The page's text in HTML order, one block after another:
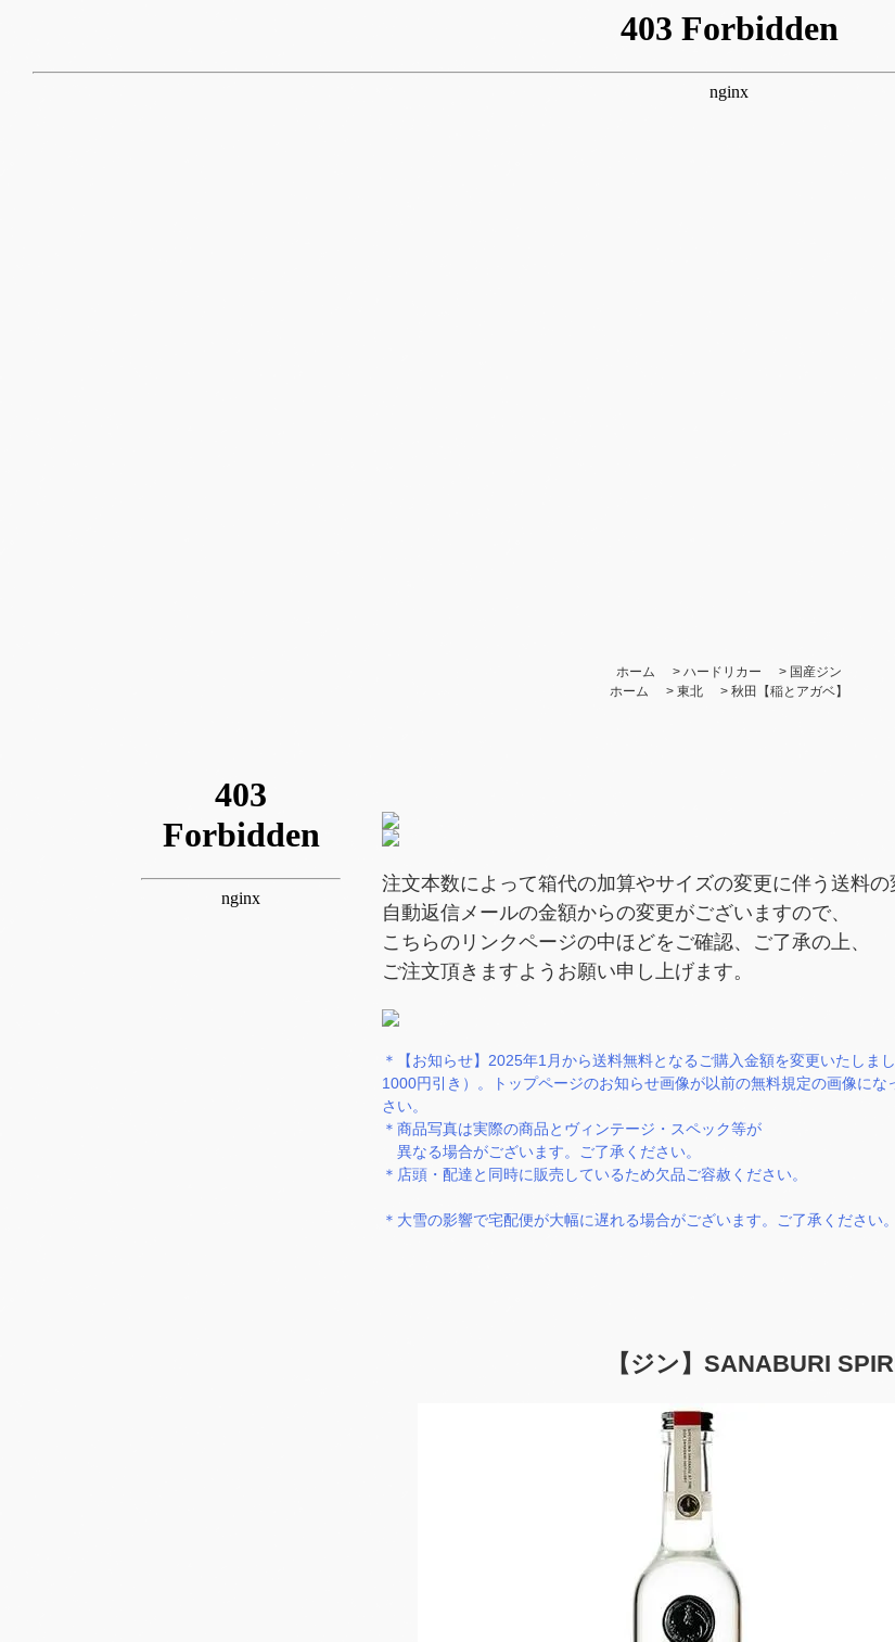
ホーム > ハードリカー > 国産ジン
ホーム
> 東北 > 秋田【稲とアガベ】
注文本数によって箱代の加算やサイズの変更に伴う送料の
自動返信メールの金額からの変更がございますので、
こちらのリンクページの中ほどをご確認、ご了承の上、
ご注文頂きますようお願い申し上げます。
＊【お知らせ】2025年1月から送料無料となるご購入金額を変更いたし
1000円引き）。トップページのお知らせ画像が以前の無料規定の画像に
さい。
＊商品写真は実際の商品とヴィンテージ・スペック等が
異なる場合がございます。ご了承ください。
＊店頭・配達と同時に販売しているため欠品ご容赦ください。
＊大雪の影響で宅配便が大幅に遅れる場合がございます。ご了承ください。
【ジン】SANABURI